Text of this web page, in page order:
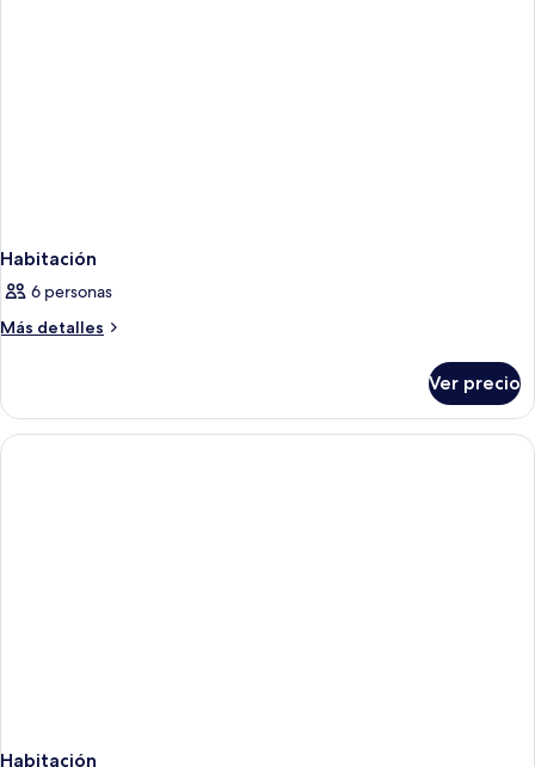
Habitación
6 personas
Más detalles
Más
Ver precio
Habitación